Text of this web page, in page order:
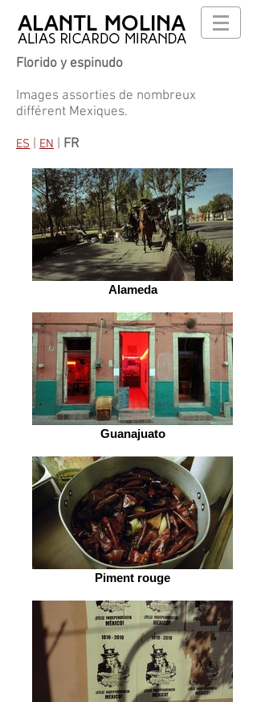
Florido y espinudo
Images assorties de nombreux
différent Mexiques.
ES | EN | FR
Alameda
Guanajuato
Piment rouge